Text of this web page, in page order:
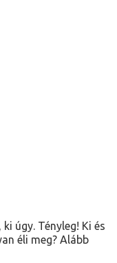
úgy. Tényleg! Ki és
éli meg? Alább